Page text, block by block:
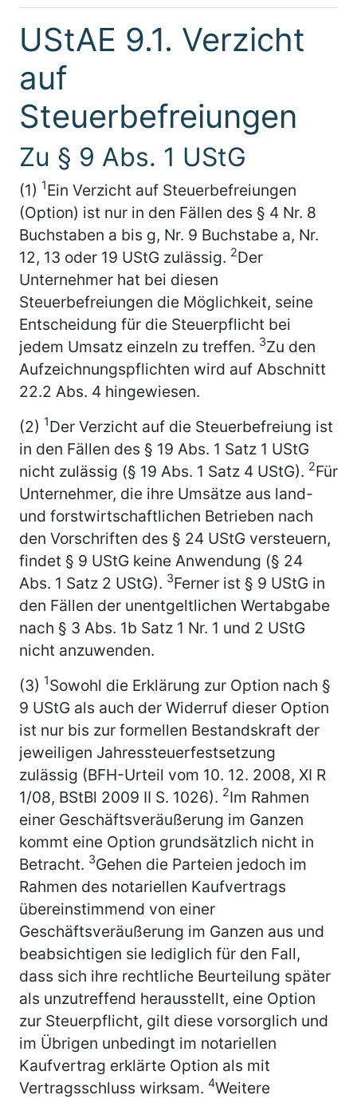
UStAE 9.1. Verzicht
auf
Steuerbefreiungen
Zu § 9 Abs. 1 UStG
(1) 1Ein Verzicht auf Steuerbefreiungen
(Option) ist nur in den Fällen des § 4 Nr. 8
Buchstaben a bis g, Nr. 9 Buchstabe a, Nr.
12, 13 oder 19 UStG zulässig. 2Der
Unternehmer hat bei diesen
Steuerbefreiungen die Möglichkeit, seine
Entscheidung für die Steuerpflicht bei
jedem Umsatz einzeln zu treffen. 3Zu den
Aufzeichnungspflichten wird auf Abschnitt
22.2 Abs. 4 hingewiesen.
(2) 1Der Verzicht auf die Steuerbefreiung ist
in den Fällen des § 19 Abs. 1 Satz 1 UStG
nicht zulässig (§ 19 Abs. 1 Satz 4 UStG). 2Für
Unternehmer, die ihre Umsätze aus land-
und forstwirtschaftlichen Betrieben nach
den Vorschriften des § 24 UStG versteuern,
findet § 9 UStG keine Anwendung (§ 24
Abs. 1 Satz 2 UStG). 3Ferner ist § 9 UStG in
den Fällen der unentgeltlichen Wertabgabe
nach § 3 Abs. 1b Satz 1 Nr. 1 und 2 UStG
nicht anzuwenden.
(3) 1Sowohl die Erklärung zur Option nach §
9 UStG als auch der Widerruf dieser Option
ist nur bis zur formellen Bestandskraft der
jeweiligen Jahressteuerfestsetzung
zulässig (BFH-Urteil vom 10. 12. 2008, XI R
1/08, BStBl 2009 II S. 1026). 2Im Rahmen
einer Geschäftsveräußerung im Ganzen
kommt eine Option grundsätzlich nicht in
Betracht. 3Gehen die Parteien jedoch im
Rahmen des notariellen Kaufvertrags
übereinstimmend von einer
Geschäftsveräußerung im Ganzen aus und
beabsichtigen sie lediglich für den Fall,
dass sich ihre rechtliche Beurteilung später
als unzutreffend herausstellt, eine Option
zur Steuerpflicht, gilt diese vorsorglich und
im Übrigen unbedingt im notariellen
Kaufvertrag erklärte Option als mit
Vertragsschluss wirksam. 4Weitere